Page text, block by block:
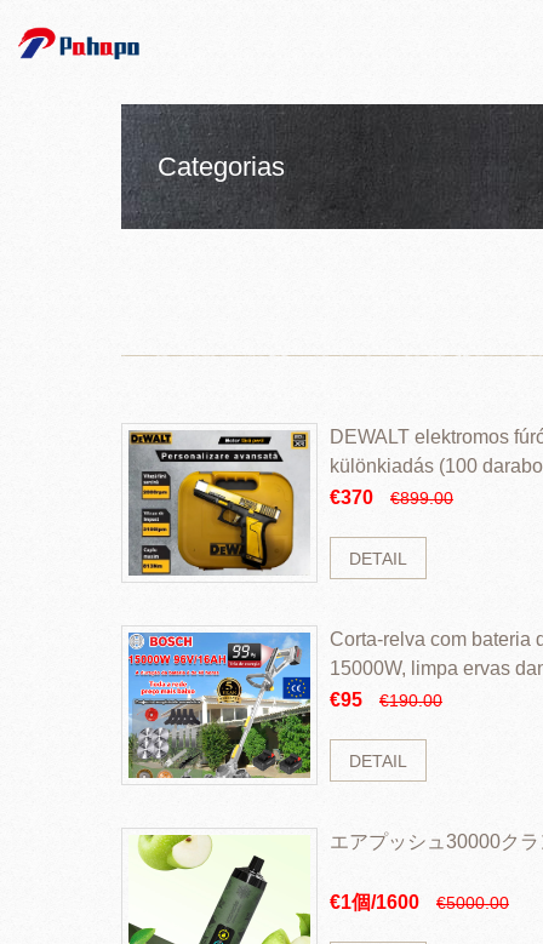
Categorias
DEWALT elektromos
különkiadás (100
€370
€899.00
DETAIL
Corta-relva com bateria
15000W, limpa ervas
rapidamente
€95 €190.00
DETAIL
エアプッシュ30000ク
€1個/1600 €5000.00